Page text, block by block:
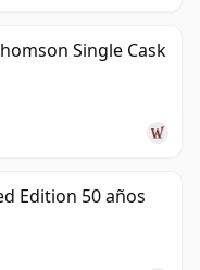
Single Cask
Edition 50 años